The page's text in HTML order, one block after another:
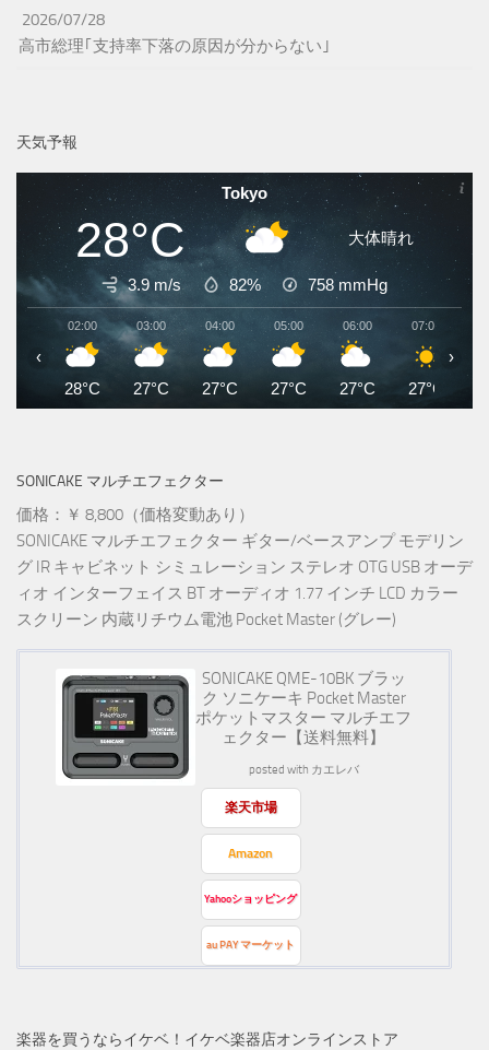
2026/07/28
高市総理｢支持率下落の原因が分からない｣
天気予報
Tokyo
28°C 大体晴れ
3.9 m/s 82% 758 mmHg
02:00
28°C
03:00
27°C
04:00
27°C
05:00
27°C
06:00
27°C
07:00
27°C
‹ ›
SONICAKE マルチエフェクター
価格：￥ 8,800（価格変動あり）
SONICAKE マルチエフェクター ギター/ベースアンプ モデリン
グ IR キャビネット シミュレーション ステレオ OTG USB オーデ
ィオ インターフェイス BT オーディオ 1.77 インチ LCD カラー
スクリーン 内蔵リチウム電池 Pocket Master (グレー)
SONICAKE QME-10BK ブラッ
ク ソニケーキ Pocket Master
ポケットマスター マルチエフ
ェクター【送料無料】
posted with カエレバ
楽天市場
Amazon
Yahooショッピング
au PAY マーケット
楽器を買うならイケベ！イケベ楽器店オンラインストア